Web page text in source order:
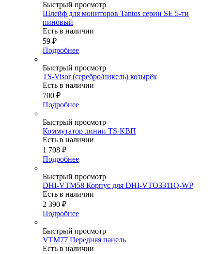
Быстрый просмотр
Шлейф для мониторов Tantos серии SE 5-ти
пиновый
Есть в наличии
59 ₽
Подробнее
Быстрый просмотр
TS-Visor (серебро/никель) козырёк
Есть в наличии
700 ₽
Подробнее
Быстрый просмотр
Коммутатор линии TS-КВП
Есть в наличии
1 708 ₽
Подробнее
Быстрый просмотр
DHI-VTM58 Корпус для DHI-VTO3311Q-WP
Есть в наличии
2 390 ₽
Подробнее
Быстрый просмотр
VTM77 Передняя панель
Есть в наличии